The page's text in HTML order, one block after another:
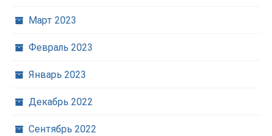
Март 2023
Февраль 2023
Январь 2023
Декабрь 2022
Сентябрь 2022